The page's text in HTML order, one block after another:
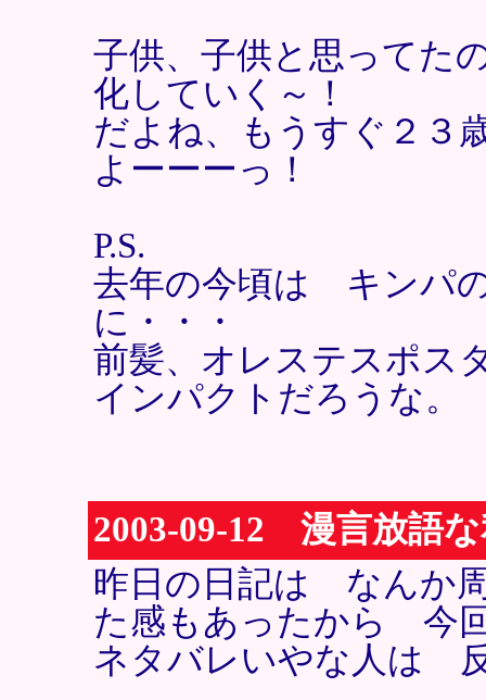
子供、子供と思って
化していく～！
だよね、もうすぐ２３
よーーーっ！
P.S.
去年の今頃は キンパ
に・・・
前髪、オレステスポス
インパクトだろうな。
2003-09-12 漫言放語
昨日の日記は なんか
た感もあったから 今
ネタバレいやな人は